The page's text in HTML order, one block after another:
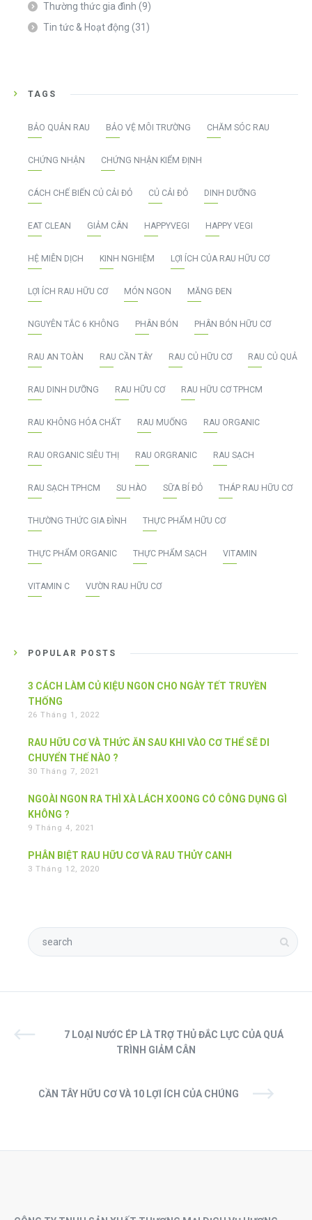
Thường thức gia đình (9)
Tin tức & Hoạt động (31)
TAGS
BẢO QUẢN RAU BẢO VỆ MÔI TRƯỜNG CHĂM SÓC RAU
CHỨNG NHẬN CHỨNG NHẬN KIỂM ĐỊNH
CÁCH CHẾ BIẾN CỦ CẢI ĐỎ CỦ CẢI ĐỎ DINH DƯỠNG
EAT CLEAN GIẢM CÂN HAPPYVEGI HAPPY VEGI
HỆ MIỄN DỊCH KINH NGHIỆM LỢI ÍCH CỦA RAU HỮU CƠ
LỢI ÍCH RAU HỮU CƠ MÓN NGON MĂNG ĐEN
NGUYÊN TẮC 6 KHÔNG PHÂN BÓN PHÂN BÓN HỮU CƠ
RAU AN TOÀN RAU CẦN TÂY RAU CỦ HỮU CƠ RAU CỦ QUẢ
RAU DINH DƯỠNG RAU HỮU CƠ RAU HỮU CƠ TPHCM
RAU KHÔNG HÓA CHẤT RAU MUỐNG RAU ORGANIC
RAU ORGANIC SIÊU THỊ RAU ORGRANIC RAU SẠCH
RAU SẠCH TPHCM SU HÀO SỮA BÍ ĐỎ THÁP RAU HỮU CƠ
THƯỜNG THỨC GIA ĐÌNH THỰC PHẨM HỮU CƠ
THỰC PHẨM ORGANIC THỰC PHẨM SẠCH VITAMIN
VITAMIN C VƯỜN RAU HỮU CƠ
POPULAR POSTS
3 CÁCH LÀM CỦ KIỆU NGON CHO NGÀY TẾT TRUYỀN
THỐNG
26 Tháng 1, 2022
RAU HỮU CƠ VÀ THỨC ĂN SAU KHI VÀO CƠ THỂ SẼ DI
CHUYỂN THẾ NÀO ?
30 Tháng 7, 2021
NGOÀI NGON RA THÌ XÀ LÁCH XOONG CÓ CÔNG DỤNG GÌ
KHÔNG ?
9 Tháng 4, 2021
PHÂN BIỆT RAU HỮU CƠ VÀ RAU THỦY CANH
3 Tháng 12, 2020
7 LOẠI NƯỚC ÉP LÀ TRỢ THỦ ĐẮC LỰC CỦA QUÁ
TRÌNH GIẢM CÂN
CẦN TÂY HỮU CƠ VÀ 10 LỢI ÍCH CỦA CHÚNG